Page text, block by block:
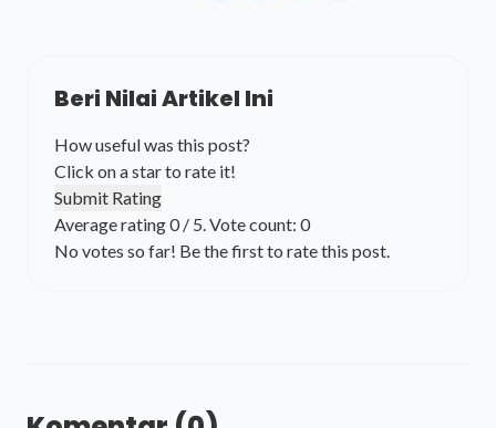
Beri Nilai Artikel Ini
How useful was this post?
Click on a star to rate it!
Submit Rating
Average rating0/ 5. Vote count: 0
No votes so far! Be the first to rate this post.